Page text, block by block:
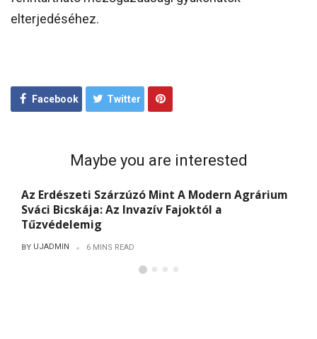
elterjedéséhez.
Facebook Twitter
Maybe you are interested
Az Erdészeti Szárzúzó Mint A Modern Agrárium
Sváci Bicskája: Az Invazív Fajoktól a
Tűzvédelemig
BY UJADMIN 6 MINS READ